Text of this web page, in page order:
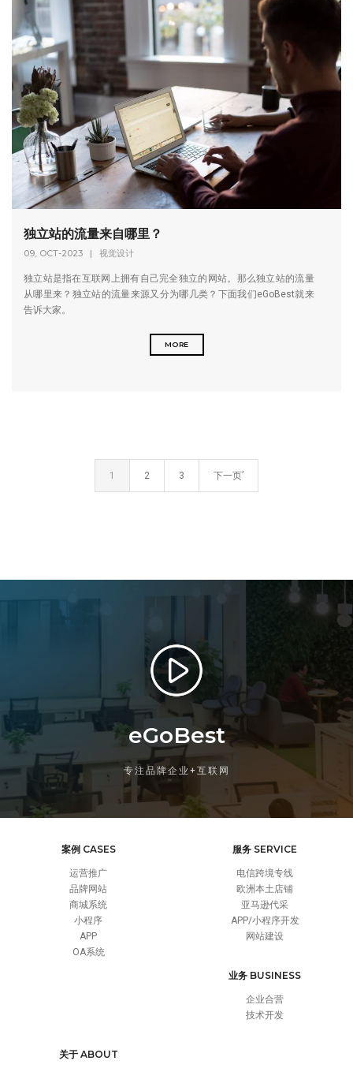
独立站的流量来自哪里？
09, OCT-2023 | 视觉设计
独立站是指在互联网上拥有自己完全独立的网站。那么独立站的流量
从哪里来？独立站的流量来源又分为哪几类？下面我们eGoBest就来
告诉大家。
MORE
1 2 3 下一页’
eGoBest
专注品牌企业+互联网
案例 CASES
运营推广
品牌网站
商城系统
小程序
APP
OA系统
服务 SERVICE
电信跨境专线
欧洲本土店铺
亚马逊代采
APP/小程序开发
网站建设
业务 BUSINESS
企业合营
技术开发
关于 ABOUT